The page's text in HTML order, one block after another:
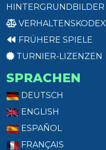
HINTERGRUNDBILDER
VERHALTENSKODEX
FRÜHERE SPIELE
TURNIER-LIZENZEN
SPRACHEN
DEUTSCH
ENGLISH
ESPAÑOL
FRANÇAIS